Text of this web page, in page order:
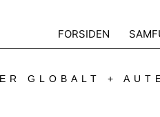
FORSIDEN
GLOBALT +